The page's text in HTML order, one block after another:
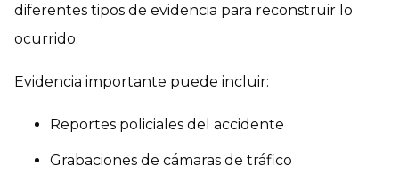
diferentes tipos de evidencia para reconstruir lo
ocurrido.
Evidencia importante puede incluir:
Reportes policiales del accidente
Grabaciones de cámaras de tráfico